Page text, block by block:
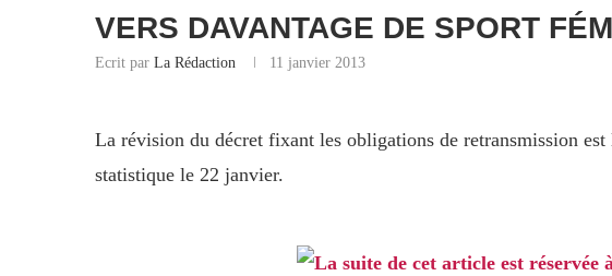
VERS DAVANTAGE DE SPORT
Ecrit par La Rédaction 11 janvier 2013
La révision du décret fixant les obligations de retransmission
statistique le 22 janvier.
La suite de cet article est réservée